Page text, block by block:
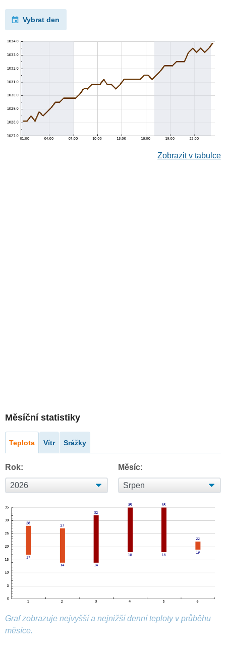
Vybrat den
Zobrazit v tabulce
Měsíční statistiky
Teplota Vítr Srážky
Rok: Měsíc:
Graf zobrazuje nejvyšší a nejnižší denní teploty v průběhu
měsíce.